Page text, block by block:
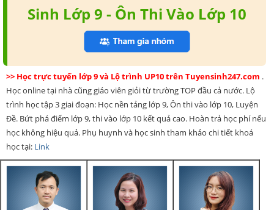
Sinh Lớp 9 - Ôn Thi Vào Lớp 10
>> Học trực tuyến lớp 9 và Lộ trình UP10 trên Tuyensinh247.com .
Học online tại nhà cũng giáo viên giỏi từ trường TOP đầu cả nước. Lộ
trình học tập 3 giai đoạn: Học nền tảng lớp 9, Ôn thi vào lớp 10, Luyện
Đề. Bứt phá điểm lớp 9, thi vào lớp 10 kết quả cao. Hoàn trả học phí nếu
học không hiệu quả. Phụ huynh và học sinh tham khảo chi tiết khoá
học tại: Link